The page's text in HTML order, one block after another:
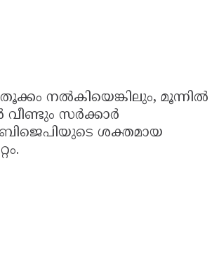
നൽകിയെങ്കിലും, മൂന്നിൽ
സർക്കാർ
ശക്തമായ